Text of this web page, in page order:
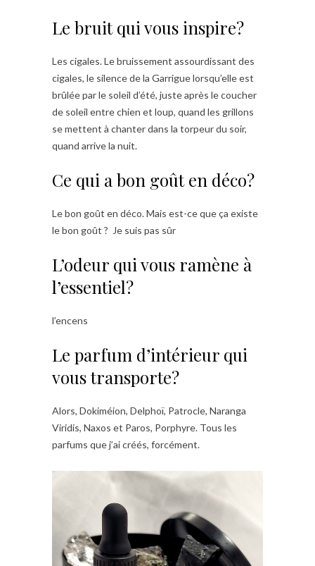
Le bruit qui vous inspire?
Les cigales. Le bruissement assourdissant des
cigales, le silence de la Garrigue lorsqu’elle est
brûlée par le soleil d’été, juste après le coucher
de soleil entre chien et loup, quand les grillons
se mettent à chanter dans la torpeur du soir,
quand arrive la nuit.
Ce qui a bon goût en déco?
Le bon goût en déco. Mais est-ce que ça existe
le bon goût ? Je suis pas sûr
L’odeur qui vous ramène à
l’essentiel?
l’encens
Le parfum d’intérieur qui
vous transporte?
Alors, Dokiméion, Delphoï, Patrocle, Naranga
Viridis, Naxos et Paros, Porphyre. Tous les
parfums que j’ai créés, forcément.